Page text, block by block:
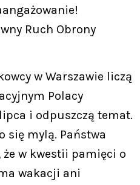
Ruch Obrony
w Warszawie liczą
Polacy
i odpuszczą temat.
się mylą. Państwa
że w kwestii pamięci o
wakacji ani